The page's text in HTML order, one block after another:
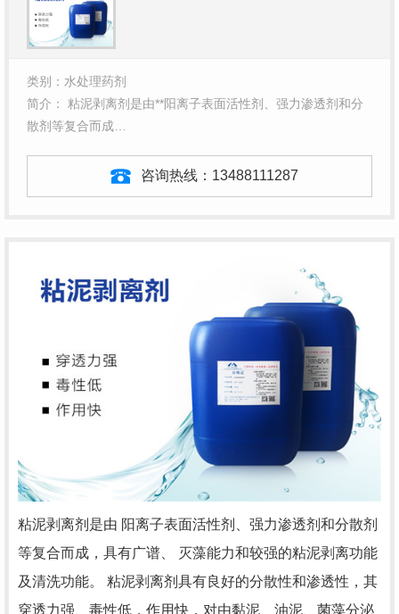
类别：水处理药剂
简介： 粘泥剥离剂是由**阳离子表面活性剂、强力渗透剂和分
散剂等复合而成…
咨询热线： 13488111287
粘泥剥离剂是由 阳离子表面活性剂、强力渗透剂和分散剂
等复合而成，具有广谱、 灭藻能力和较强的粘泥剥离功能
及清洗功能。 粘泥剥离剂具有良好的分散性和渗透性，其
穿透力强、毒性低，作用快，对由黏泥、油泥、菌藻分泌